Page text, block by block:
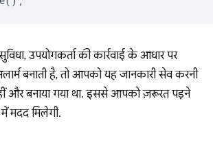
उपयोगकर्ता की कार्रवाई के आधार पर
बनाती है, तो आपको यह जानकारी सेव करनी
और बनाया गया था. इससे आपको ज़रूरत पड़ने
मदद मिलेगी.